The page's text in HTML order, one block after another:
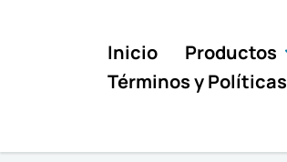
Inicio Productos
Términos y Políticas